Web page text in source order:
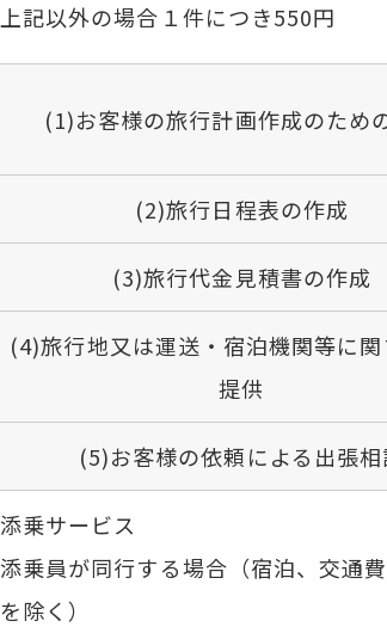
上記以外の場合１件につき550円
(1)お客様の旅行計画作成のため
(2)旅行日程表の作成
(3)旅行代金見積書の作成
(4)旅行地又は運送・宿泊機関等に
提供
(5)お客様の依頼による出張相
添乗サービス
添乗員が同行する場合（宿泊、交通
を除く）